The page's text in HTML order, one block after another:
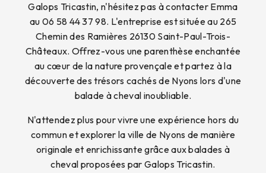
Galops Tricastin, n'hésitez pas à contacter Emma
au 06 58 44 37 98. L'entreprise est située au 265
Chemin des Ramières 26130 Saint-Paul-Trois-
Châteaux. Offrez-vous une parenthèse enchantée
au cœur de la nature provençale et partez à la
découverte des trésors cachés de Nyons lors d'une
balade à cheval inoubliable.
N'attendez plus pour vivre une expérience hors du
commun et explorer la ville de Nyons de manière
originale et enrichissante grâce aux balades à
cheval proposées par Galops Tricastin.